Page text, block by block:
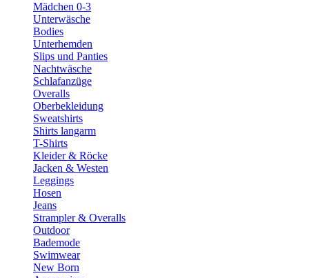
Mädchen 0-3
Unterwäsche
Bodies
Unterhemden
Slips und Panties
Nachtwäsche
Schlafanzüge
Overalls
Oberbekleidung
Sweatshirts
Shirts langarm
T-Shirts
Kleider & Röcke
Jacken & Westen
Leggings
Hosen
Jeans
Strampler & Overalls
Outdoor
Bademode
Swimwear
New Born